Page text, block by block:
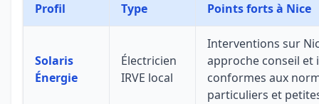
Profil Type Points forts à Nice
Solaris
Énergie
Électricien
IRVE local
Interventions sur
approche conseil et
conformes aux
particuliers et